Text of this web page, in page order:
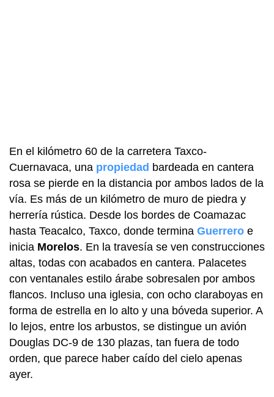
En el kilómetro 60 de la carretera Taxco-
Cuernavaca, una propiedad bardeada en cantera
rosa se pierde en la distancia por ambos lados de la
vía. Es más de un kilómetro de muro de piedra y
herrería rústica. Desde los bordes de Coamazac
hasta Teacalco, Taxco, donde termina Guerrero e
inicia Morelos. En la travesía se ven construcciones
altas, todas con acabados en cantera. Palacetes
con ventanales estilo árabe sobresalen por ambos
flancos. Incluso una iglesia, con ocho claraboyas en
forma de estrella en lo alto y una bóveda superior. A
lo lejos, entre los arbustos, se distingue un avión
Douglas DC-9 de 130 plazas, tan fuera de todo
orden, que parece haber caído del cielo apenas
ayer.